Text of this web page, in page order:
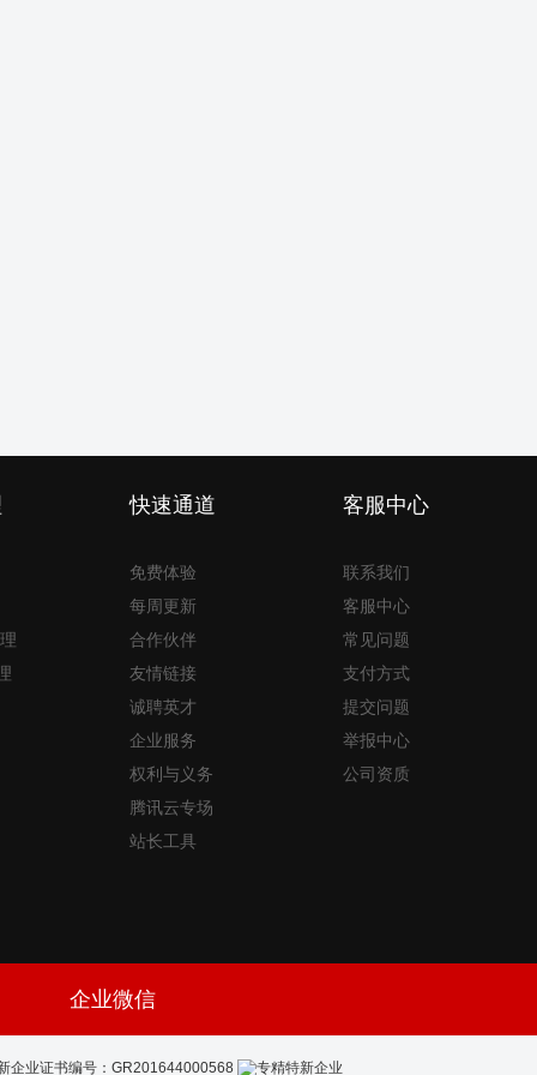
快速通道
免费体验
每周更新
合作伙伴
友情链接
诚聘英才
企业服务
权利与义务
腾讯云专场
站长工具
客服中心
联系我们
客服中心
常见问题
支付方式
提交问题
举报中心
公司资质
企业微信
企业证书编号：GR201644000568